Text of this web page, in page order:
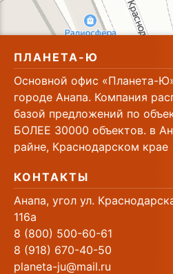
ПЛАНЕТА-Ю
Основной офис «Планета-
городе Анапа. Компания
базой предложений по
БОЛЕЕ 30000 объектов. в
райне, Краснодарском крае
КОНТАКТЫ
Анапа, угол ул.
116а
8 (800) 500-60-61
8 (918) 670-40-50
planeta-ju@mail.ru